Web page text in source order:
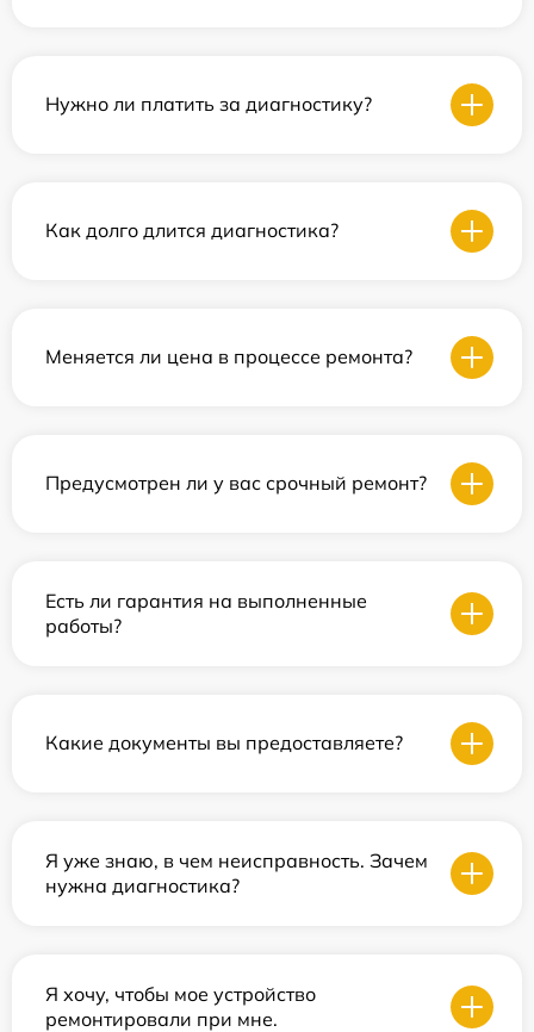
Нужно ли платить за диагностику?
Как долго длится диагностика?
Меняется ли цена в процессе ремонта?
Предусмотрен ли у вас срочный ремонт?
Есть ли гарантия на выполненные
работы?
Какие документы вы предоставляете?
Я уже знаю, в чем неисправность. Зачем
нужна диагностика?
Я хочу, чтобы мое устройство
ремонтировали при мне.